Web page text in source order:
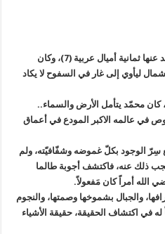
ولم يكن حراء جاراً قريباً لمكّة، بل يبعد عنها ثمانية أميال عربية (7)، وكان
ليأوي إلى غار في السفوح لا يكاد
محمّد يتأمل الأرض والسماء..
في عالمه الاكبر المودع في أعماق
الوجود بكلّ غموضه وشفّافيّته، ولم
ذلك عنه، فاكتشف أجوبة طالما
الله أمراً كان مَفعولاً.
والجبال بشموخها وصمتها، والنجوم
في اكتشاف الحقيقة، حقيقة الأشياء